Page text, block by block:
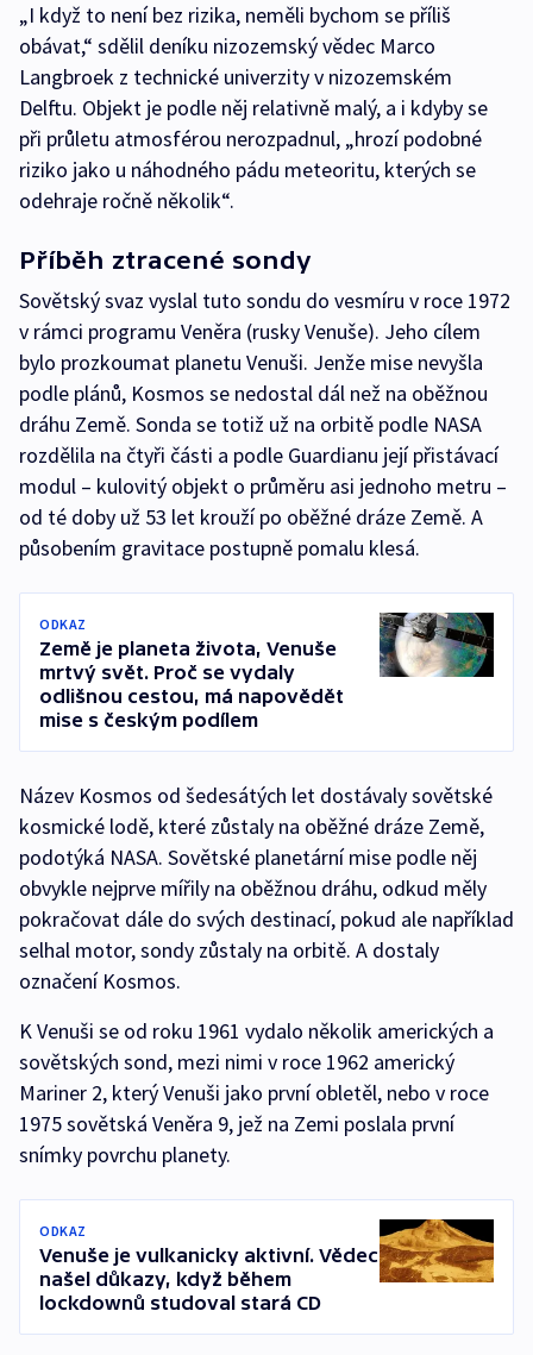
„I když to není bez rizika, neměli bychom se příliš
obávat,“ sdělil deníku nizozemský vědec Marco
Langbroek z technické univerzity v nizozemském
Delftu. Objekt je podle něj relativně malý, a i kdyby se
při průletu atmosférou nerozpadnul, „hrozí podobné
riziko jako u náhodného pádu meteoritu, kterých se
odehraje ročně několik“.
Příběh ztracené sondy
Sovětský svaz vyslal tuto sondu do vesmíru v roce 1972
v rámci programu Veněra (rusky Venuše). Jeho cílem
bylo prozkoumat planetu Venuši. Jenže mise nevyšla
podle plánů, Kosmos se nedostal dál než na oběžnou
dráhu Země. Sonda se totiž už na orbitě podle NASA
rozdělila na čtyři části a podle Guardianu její přistávací
modul – kulovitý objekt o průměru asi jednoho metru –
od té doby už 53 let krouží po oběžné dráze Země. A
působením gravitace postupně pomalu klesá.
ODKAZ
Země je planeta života, Venuše
mrtvý svět. Proč se vydaly
odlišnou cestou, má napovědět
mise s českým podílem
Název Kosmos od šedesátých let dostávaly sovětské
kosmické lodě, které zůstaly na oběžné dráze Země,
podotýká NASA. Sovětské planetární mise podle něj
obvykle nejprve mířily na oběžnou dráhu, odkud měly
pokračovat dále do svých destinací, pokud ale například
selhal motor, sondy zůstaly na orbitě. A dostaly
označení Kosmos.
K Venuši se od roku 1961 vydalo několik amerických a
sovětských sond, mezi nimi v roce 1962 americký
Mariner 2, který Venuši jako první obletěl, nebo v roce
1975 sovětská Veněra 9, jež na Zemi poslala první
snímky povrchu planety.
ODKAZ
Venuše je vulkanicky aktivní. Vědec
našel důkazy, když během
lockdownů studoval stará CD